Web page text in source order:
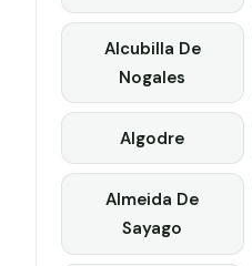
Alcubilla De
Nogales
Algodre
Almeida De
Sayago